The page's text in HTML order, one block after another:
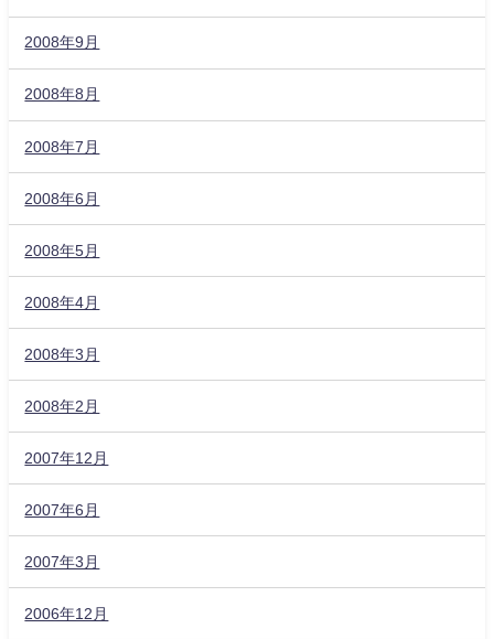
2008年9月
2008年8月
2008年7月
2008年6月
2008年5月
2008年4月
2008年3月
2008年2月
2007年12月
2007年6月
2007年3月
2006年12月